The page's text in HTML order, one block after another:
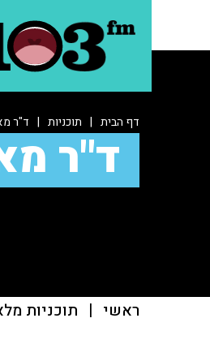
דף הבית | תוכניות | ד"ר
ד"ר
ראשי | תוכניות